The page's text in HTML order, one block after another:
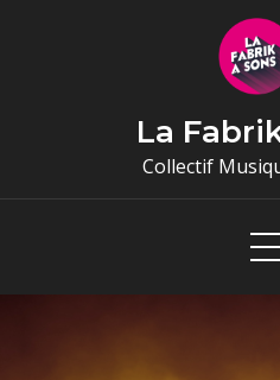
La
Collectif